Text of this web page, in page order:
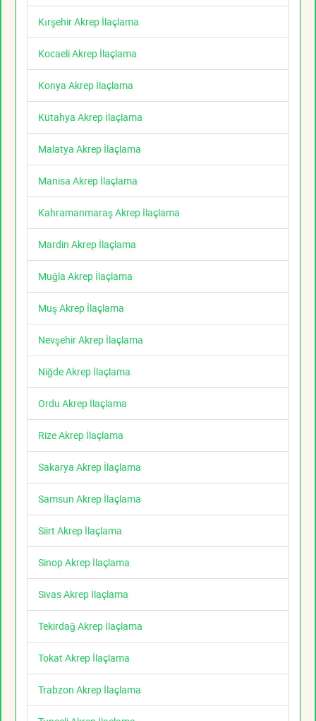
Kırşehir Akrep İlaçlama
Kocaeli Akrep İlaçlama
Konya Akrep İlaçlama
Kütahya Akrep İlaçlama
Malatya Akrep İlaçlama
Manisa Akrep İlaçlama
Kahramanmaraş Akrep İlaçlama
Mardin Akrep İlaçlama
Muğla Akrep İlaçlama
Muş Akrep İlaçlama
Nevşehir Akrep İlaçlama
Niğde Akrep İlaçlama
Ordu Akrep İlaçlama
Rize Akrep İlaçlama
Sakarya Akrep İlaçlama
Samsun Akrep İlaçlama
Siirt Akrep İlaçlama
Sinop Akrep İlaçlama
Sivas Akrep İlaçlama
Tekirdağ Akrep İlaçlama
Tokat Akrep İlaçlama
Trabzon Akrep İlaçlama